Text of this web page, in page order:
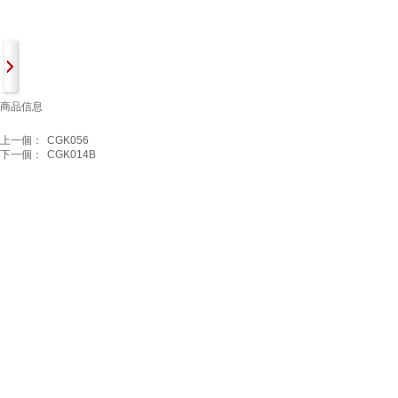
商品信息
上一個：
CGK056
下一個：
CGK014B